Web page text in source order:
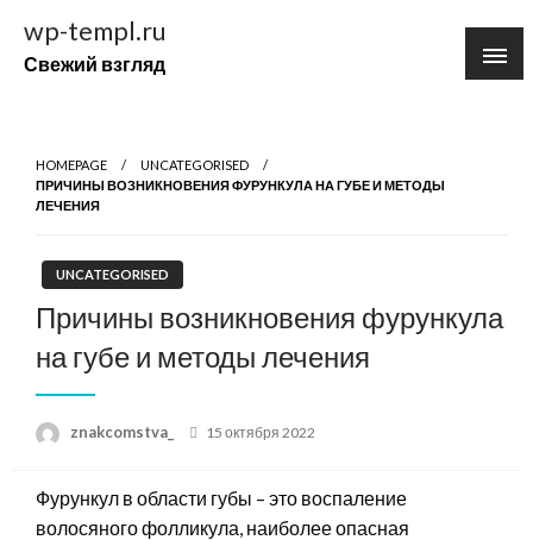
содержимому
wp-templ.ru
Свежий взгляд
HOMEPAGE
UNCATEGORISED
ПРИЧИНЫ ВОЗНИКНОВЕНИЯ ФУРУНКУЛА НА ГУБЕ И МЕТОДЫ
ЛЕЧЕНИЯ
UNCATEGORISED
Причины возникновения фурункула
на губе и методы лечения
znakcomstva_
Posted
15 октября 2022
Фурункул в области губы – это воспаление
волосяного фолликула, наиболее опасная